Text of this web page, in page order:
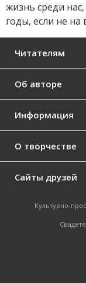
жизнь среди
годы, если не на
Читателям
Об авторе
Информация
О творчестве
Сайты друзей
Культурно-